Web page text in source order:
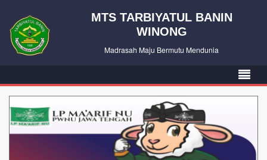
MTS TARBIYATUL BANIN
WINONG
Madrasah Maju Bermutu Mendunia